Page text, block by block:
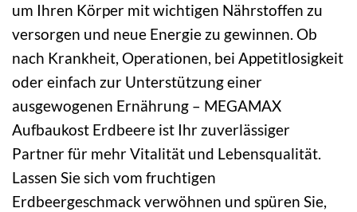
um Ihren Körper mit wichtigen Nährstoffen zu
versorgen und neue Energie zu gewinnen. Ob
nach Krankheit, Operationen, bei Appetitlosigkeit
oder einfach zur Unterstützung einer
ausgewogenen Ernährung – MEGAMAX
Aufbaukost Erdbeere ist Ihr zuverlässiger
Partner für mehr Vitalität und Lebensqualität.
Lassen Sie sich vom fruchtigen
Erdbeergeschmack verwöhnen und spüren Sie,